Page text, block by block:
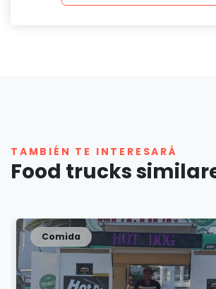
TAMBIÉN TE INTERESARÁ
Food trucks
Comida